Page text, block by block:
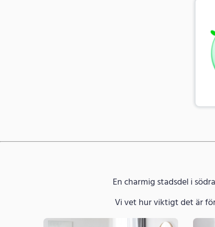
En charmig stadsdel i
Vi vet hur viktigt det är